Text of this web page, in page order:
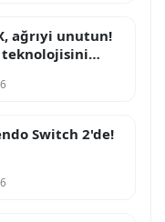
ağrıyi unutun!
Switch 2'de!